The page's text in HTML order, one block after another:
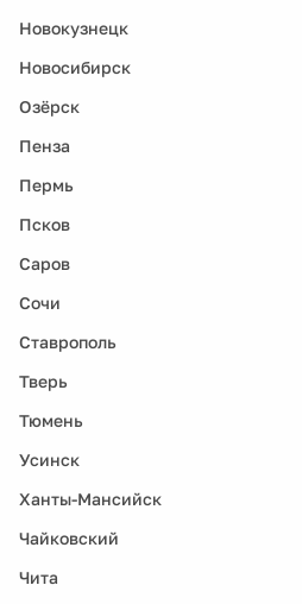
Новокузнецк
Новосибирск
Озёрск
Пенза
Пермь
Псков
Саров
Сочи
Ставрополь
Тверь
Тюмень
Усинск
Ханты-Мансийск
Чайковский
Чита